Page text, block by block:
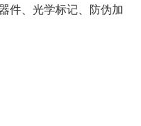
件、光学标记、防伪加